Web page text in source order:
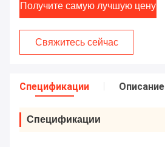
Получите самую лучшую цену
Свяжитесь сейчас
Спецификации Описание
Спецификации